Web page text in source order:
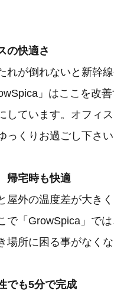
の快適さ
れが倒れないと新幹
」はここを改
しています。オフィ
っくりお過ごし下さい
帰宅時も快適
屋外の温度差が大き
で「GrowSpica」で
場所に困る事がなく
でも5分で完成